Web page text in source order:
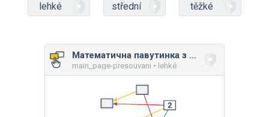
lehké
střední těžké
Математична павутинка з множенням
main_page-presouvani • lehké